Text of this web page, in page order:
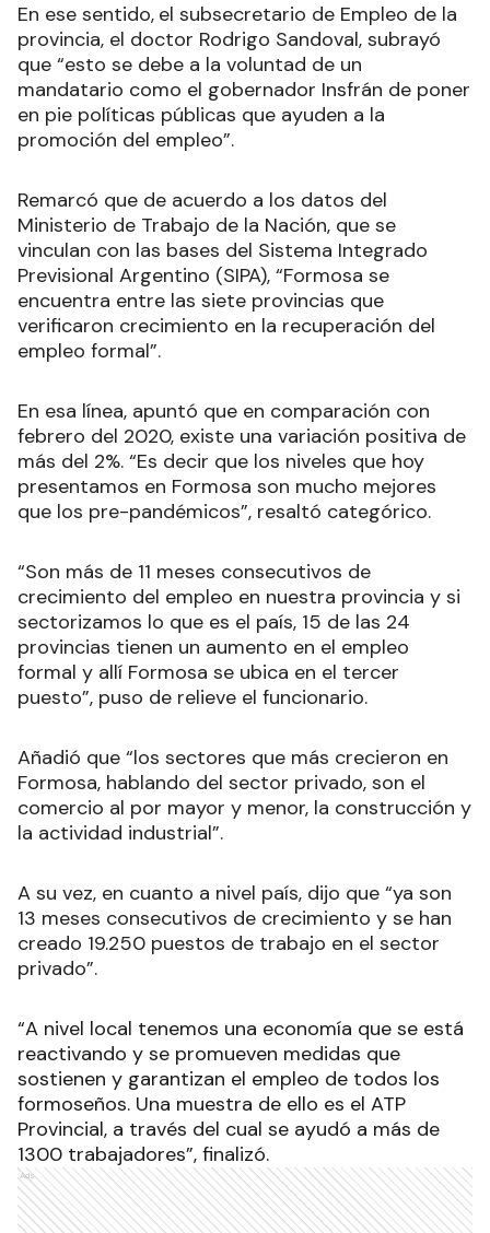
En ese sentido, el subsecretario de Empleo de la
provincia, el doctor Rodrigo Sandoval, subrayó
que “esto se debe a la voluntad de un
mandatario como el gobernador Insfrán de poner
en pie políticas públicas que ayuden a la
promoción del empleo”.
Remarcó que de acuerdo a los datos del
Ministerio de Trabajo de la Nación, que se
vinculan con las bases del Sistema Integrado
Previsional Argentino (SIPA), “Formosa se
encuentra entre las siete provincias que
verificaron crecimiento en la recuperación del
empleo formal”.
En esa línea, apuntó que en comparación con
febrero del 2020, existe una variación positiva de
más del 2%. “Es decir que los niveles que hoy
presentamos en Formosa son mucho mejores
que los pre-pandémicos”, resaltó categórico.
“Son más de 11 meses consecutivos de
crecimiento del empleo en nuestra provincia y si
sectorizamos lo que es el país, 15 de las 24
provincias tienen un aumento en el empleo
formal y allí Formosa se ubica en el tercer
puesto”, puso de relieve el funcionario.
Añadió que “los sectores que más crecieron en
Formosa, hablando del sector privado, son el
comercio al por mayor y menor, la construcción y
la actividad industrial”.
A su vez, en cuanto a nivel país, dijo que “ya son
13 meses consecutivos de crecimiento y se han
creado 19.250 puestos de trabajo en el sector
privado”.
“A nivel local tenemos una economía que se está
reactivando y se promueven medidas que
sostienen y garantizan el empleo de todos los
formoseños. Una muestra de ello es el ATP
Provincial, a través del cual se ayudó a más de
1300 trabajadores”, finalizó.
Ads